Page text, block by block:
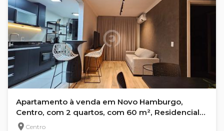
Apartamento à venda em Novo Hamburgo,
Centro, com 2 quartos, com 60 m², Residencial
Monreale
Centro